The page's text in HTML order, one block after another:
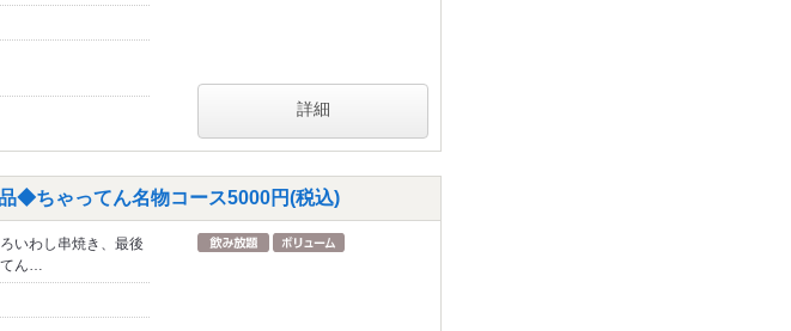
詳細
◆ちゃってん名物コース5000円(税込)
いわし串焼き、最後
てん…